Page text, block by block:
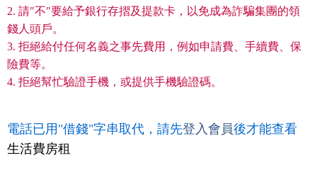
2. 請"不"要給予銀行存摺及提款卡，以免成為詐騙集團的領
錢人頭戶。
3. 拒絕給付任何名義之事先費用，例如申請費、手續費、保
險費等。
4. 拒絕幫忙驗證手機，或提供手機驗證碼。
電話已用"借錢"字串取代，請先登入會員後才能查看
生活費房租